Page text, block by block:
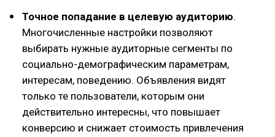
Точное попадание в целевую аудиторию.
Многочисленные настройки позволяют
выбирать нужные аудиторные сегменты по
социально-демографическим параметрам,
интересам, поведению. Объявления видят
только те пользователи, которым они
действительно интересны, что повышает
конверсию и снижает стоимость привлечения